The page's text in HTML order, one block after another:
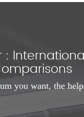
:
you want, the